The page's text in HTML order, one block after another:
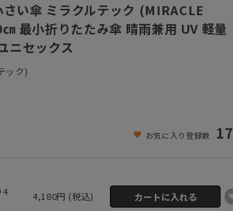
さい傘 ミラクルテック (MIRACLE
最小折りたたみ傘 晴雨兼用 UV 軽量
ニセックス
ック)
お気に入り登録数 17
4
4,180円 (税込)